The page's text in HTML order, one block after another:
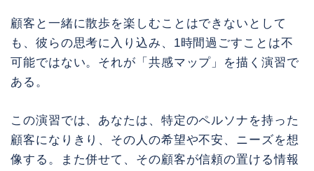
顧客と一緒に散歩を楽しむことはできないとして
も、彼らの思考に入り込み、1時間過ごすことは不
可能ではない。それが「共感マップ」を描く演習で
ある。
この演習では、あなたは、特定のペルソナを持った
顧客になりきり、その人の希望や不安、ニーズを想
像する。また併せて、その顧客が信頼の置ける情報